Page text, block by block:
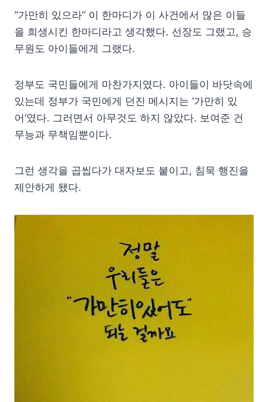
“가만히 있으라” 이 한마디가 이 사건에서 많은 이들
을 희생시킨 한마디라고 생각했다. 선장도 그랬고, 승
무원도 아이들에게 그랬다.
정부도 국민들에게 마찬가지였다. 아이들이 바닷속에
있는데 정부가 국민에게 던진 메시지는 ‘가만히 있
어’였다. 그러면서 아무것도 하지 않았다. 보여준 건
무능과 무책임뿐이다.
그런 생각을 곱씹다가 대자보도 붙이고, 침묵 행진을
제안하게 됐다.